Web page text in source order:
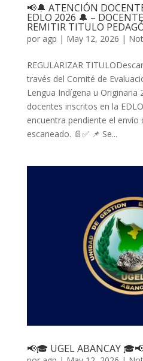
📢🔔 ATENCIÓN
EDLO 2026 🔔 –
REMITIR TITULO
por agp | May 12, 2026 |
REGULARIZAR
través del Comité de
Lengua Indígena u Originaria
docentes inscritos en la
encuentra pendiente el
escaneado. 📄✅ 📌 Se...
📢🎓 UGEL ABANCAY